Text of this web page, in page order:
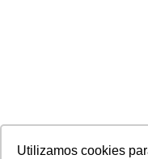
Utilizamos cookies